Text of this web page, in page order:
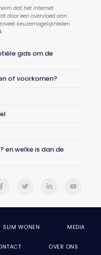
dat het internet
door een overvloed aan
keuzemogelijkheden
gids om de
of voorkomen?
en welke is dan de
SLIM WONEN MEDIA
OVER ONS